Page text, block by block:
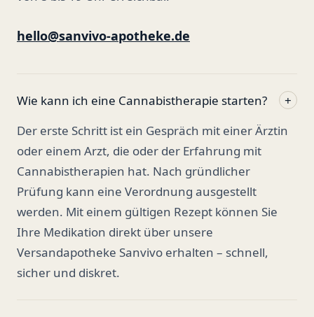
hello@sanvivo-apotheke.de
Wie kann ich eine Cannabistherapie starten?
+
Der erste Schritt ist ein Gespräch mit einer Ärztin
oder einem Arzt, die oder der Erfahrung mit
Cannabistherapien hat. Nach gründlicher
Prüfung kann eine Verordnung ausgestellt
werden. Mit einem gültigen Rezept können Sie
Ihre Medikation direkt über unsere
Versandapotheke Sanvivo erhalten – schnell,
sicher und diskret.